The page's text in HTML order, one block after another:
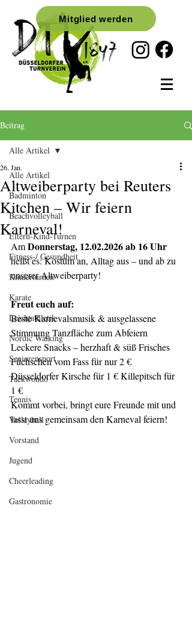
Mitglied werden
Beitrag
Alle Artikel
Badminton
Beachvolleyball
Eltern-Kind-Turnen
Fitness-/ Gesundheit
Kinderturnen
Karate
Leichtathletik
Nordic Walking
Seniorensport
Taekwondo
Tennis
Volleyball
Vorstand
Jugend
Cheerleading
Gastronomie
Alle Artikel
Altweiberparty bei Reuters
Kitchen – Wir feiern
Karneval!
26. Jan.
Am Donnerstag, 12.02.2026 ab 16 Uhr
heißt es: Kostüm an, Alltag aus – und ab zu
unserer Altweiberparty!
Freut euch auf:
Beste Karnevalsmusik & ausgelassene
Stimmung Tanzfläche zum Abfeiern
Leckere Snacks – herzhaft & süß Frisches
Füchschen vom Fass für nur 2 €
Düsseldorfer Kirsche für 1 € Killepitsch für
1 €
Kommt vorbei, bringt eure Freunde mit und
lasst uns gemeinsam den Karneval feiern!